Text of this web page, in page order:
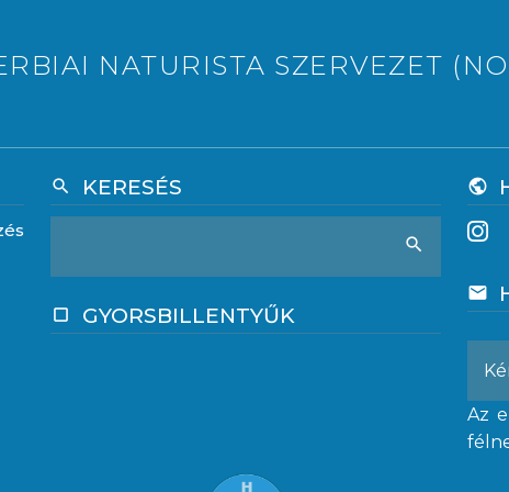
NATURISTA SZERVEZET
search KERESÉS
search
crop_square GYORSBILLENTYŰK
public
email
Az